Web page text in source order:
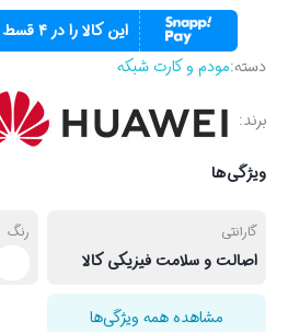
این کالا را در ۴ قسط
دسته:مودم و کارت شبکه
برند:
ویژگی‌ها
گارانتی
اصالت و سلامت فیزیکی کالا
رنگ
مشاهده همه ویژگی‌ها